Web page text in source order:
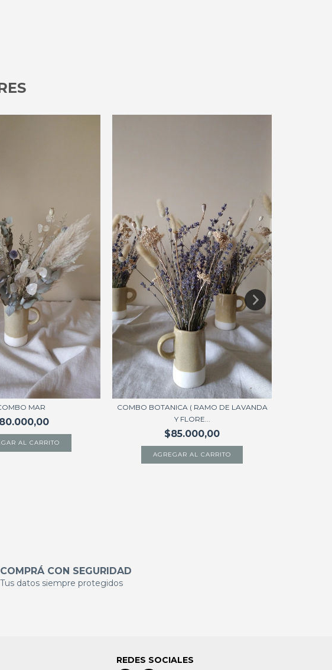
MAR
COMBO BOTANICA ( RAMO DE LAVANDA
Y FLORE...
$85.000,00
COMPRÁ CON SEGURIDAD
Tus datos siempre protegidos
REDES SOCIALES